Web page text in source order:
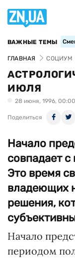
ВАЖНЫЕ ТЕМЫ
ГЛАВНАЯ СОЦИУМ
ИЮЛЯ
28 июня, 1996, 00:00
Поделиться
Начало
совпадает
Это время
владеющих
решения,
Начало
периодом